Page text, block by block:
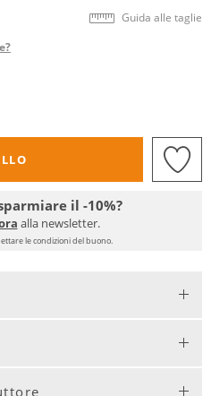
Guida alle taglie
il -10%?
alla newsletter.
le condizioni del buono.